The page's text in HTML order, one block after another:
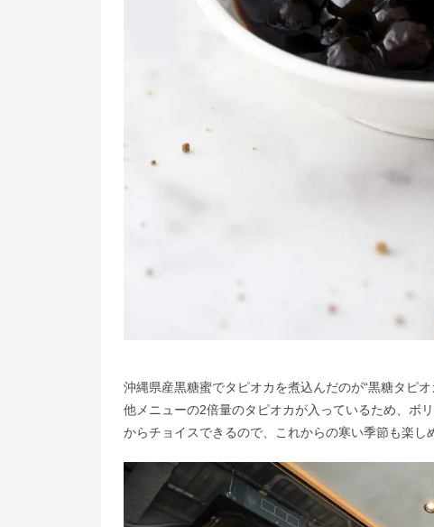
沖縄県産黒糖蜜でタピオカを煮込んだのが“黒糖タピ
他メニューの2倍量のタピオカが入っているため、ボ
からチョイスできるので、これからの寒い季節も楽し